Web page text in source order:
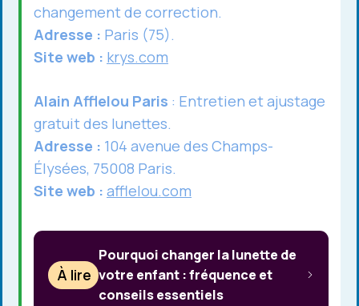
changement de correction.
Adresse : Paris (75).
Site web : krys.com
Alain Afflelou Paris : Entretien et ajustage
gratuit des lunettes.
Adresse : 104 avenue des Champs-
Élysées, 75008 Paris.
Site web : afflelou.com
À lire
Pourquoi changer la lunette de
votre enfant : fréquence et
conseils essentiels